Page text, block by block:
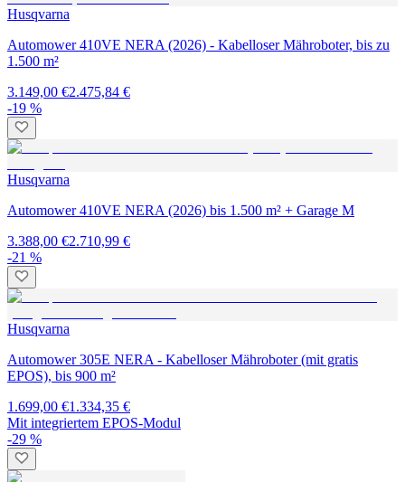
Husqvarna
Automower 410VE NERA (2026) - Kabelloser Mähroboter, bis zu
1.500 m²
3.149,00 €2.475,84 €
-19 %
Husqvarna
Automower 410VE NERA (2026) bis 1.500 m² + Garage M
3.388,00 €2.710,99 €
-21 %
Husqvarna
Automower 305E NERA - Kabelloser Mähroboter (mit gratis
EPOS), bis 900 m²
1.699,00 €1.334,35 €
Mit integriertem EPOS-Modul
-29 %